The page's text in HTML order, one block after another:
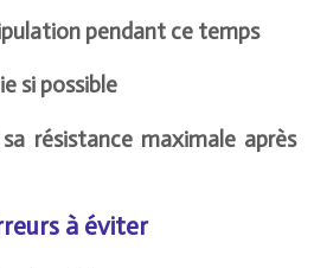
pendant ce temps
si possible
résistance maximale après
à éviter